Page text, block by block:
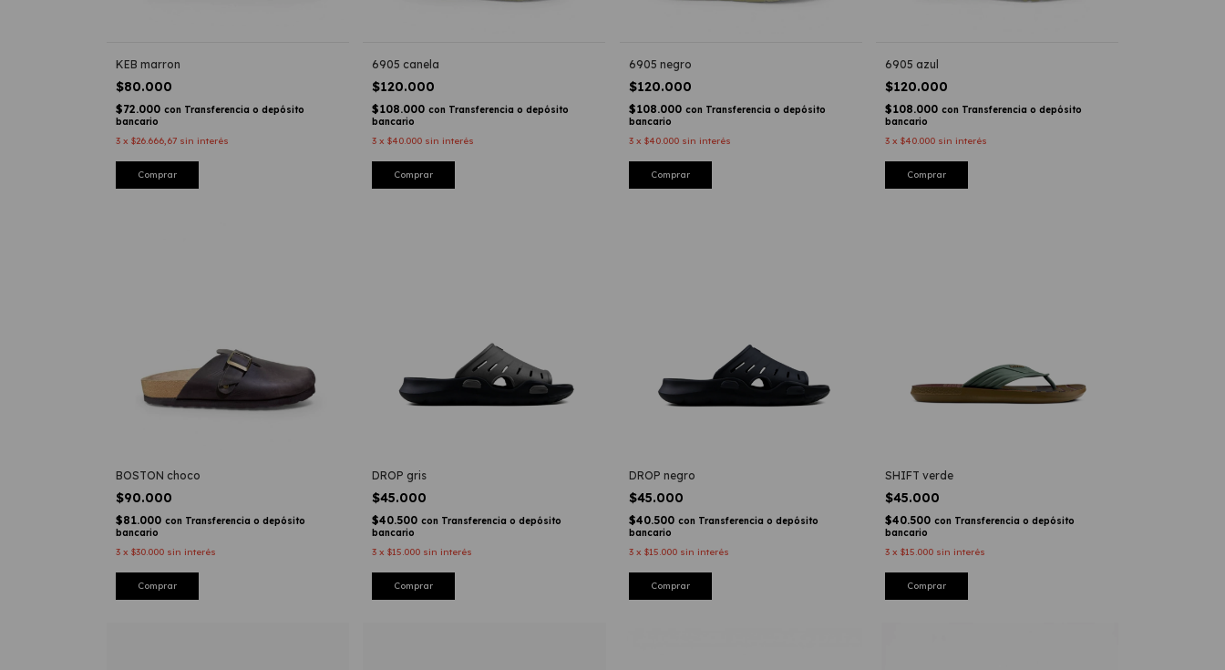
KEB marron
$80.000
$72.000 con Transferencia o depósito
bancario
3 x $26.666,67 sin interés
Comprar
6905 canela
$120.000
$108.000con Transferencia o depósito
bancario
3 x$40.000 sin interés
Comprar
6905 negro
$120.000
$108.000 con Transferencia o depósito
bancario
3 x $40.000 sin interés
Comprar
6905 azul
$120.000
$108.000 con Transferencia o depósito
bancario
3 x $40.000 sin interés
Comprar
BOSTON choco
$90.000
$81.000 con Transferencia o depósito
bancario
3 x $30.000 sin interés
Comprar
DROP gris
$45.000
$40.500con Transferencia o depósito
bancario
3 x$15.000 sin interés
Comprar
DROP negro
$45.000
$40.500 con Transferencia o depósito
bancario
3 x $15.000 sin interés
Comprar
SHIFT verde
$45.000
$40.500 con Transferencia o depósito
bancario
3 x $15.000 sin interés
Comprar